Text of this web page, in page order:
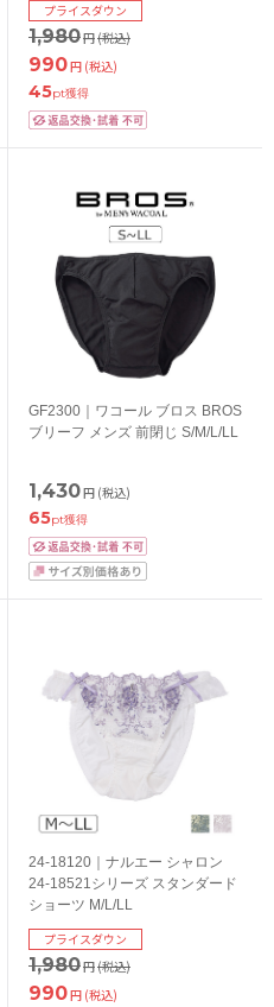
1,980円(税込)
プライスダウン
990円 (税込)
45pt獲得
GF2300｜ワコール ブロス BROS
ブリーフ メンズ 前閉じ S/M/L/LL
1,430円 (税込)
65pt獲得
24-18120｜ナルエー シャロン
24-18521シリーズ スタンダード
ショーツ M/L/LL
1,980円(税込)
プライスダウン
990円 (税込)